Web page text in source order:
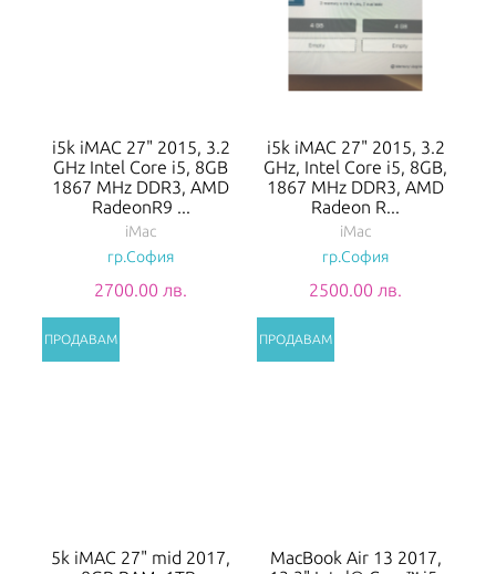
i5k iMAC 27" 2015, 3.2
GHz Intel Core i5, 8GB
1867 MHz DDR3, AMD
RadeonR9 ...
iMac
гр.София
2700.00 лв.
i5k iMAC 27" 2015, 3.2
GHz, Intel Core i5, 8GB,
1867 MHz DDR3, AMD
Radeon R...
iMac
гр.София
2500.00 лв.
5k iMAC 27" mid 2017,
MacBook Air 13 2017,